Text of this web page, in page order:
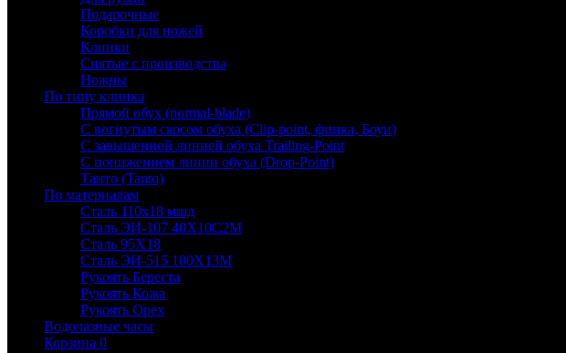
Подарочные
Коробки для ножей
Клинки
Снятые с производства
Ножны
По типу клинка
Прямой обух (normal-blade)
С вогнутым скосом обуха (Clip-point, финка, Боуи)
С завышенной линией обуха Trailing-Point
С понижением линии обуха (Drop-Point)
Танто (Tanto)
По материалам
Сталь 110х18 мшд
Сталь ЭИ-107 40Х10С2М
Сталь 95Х18
Сталь ЭИ-515 100Х13М
Рукоять Береста
Рукоять Кожа
Рукоять Орех
Водолазные часы
Корзина 0